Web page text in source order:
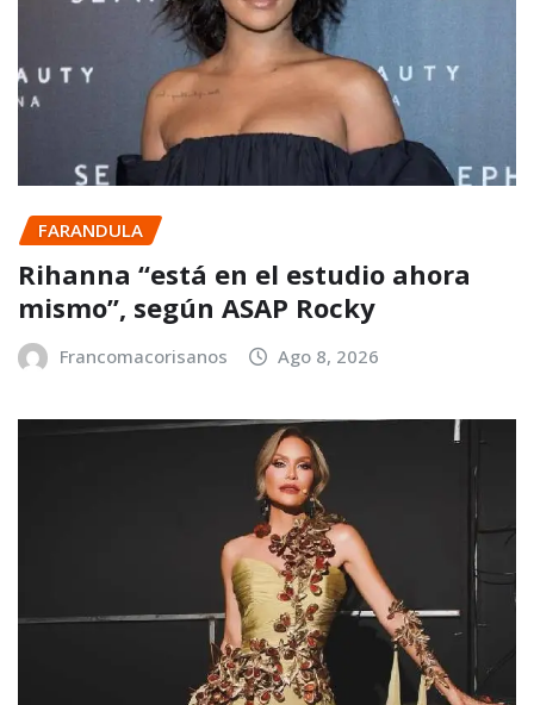
FARANDULA
Rihanna “está en el estudio ahora
mismo”, según ASAP Rocky
Francomacorisanos Ago 8, 2026